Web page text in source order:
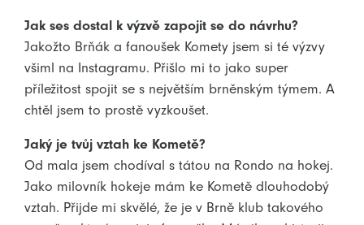
Jak ses dostal k výzvě zapojit se do návrhu?
Jakožto Brňák a fanoušek Komety jsem si té výzvy
všiml na Instagramu. Přišlo mi to jako super
příležitost spojit se s největším brněnským týmem. A
chtěl jsem to prostě vyzkoušet.
Jaký je tvůj vztah ke Kometě?
Od mala jsem chodíval s tátou na Rondo na hokej.
Jako milovník hokeje mám ke Kometě dlouhodobý
vztah. Přijde mi skvělé, že je v Brně klub takového